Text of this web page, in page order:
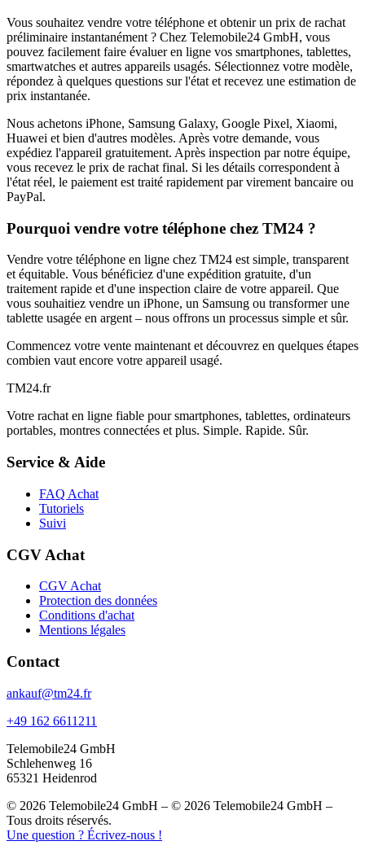
Vous souhaitez vendre votre téléphone et obtenir un prix de rachat
préliminaire instantanément ? Chez Telemobile24 GmbH, vous
pouvez facilement faire évaluer en ligne vos smartphones, tablettes,
smartwatches et autres appareils usagés. Sélectionnez votre modèle,
répondez à quelques questions sur l'état et recevez une estimation de
prix instantanée.
Nous achetons iPhone, Samsung Galaxy, Google Pixel, Xiaomi,
Huawei et bien d'autres modèles. Après votre demande, vous
expédiez l'appareil gratuitement. Après inspection par notre équipe,
vous recevez le prix de rachat final. Si les détails correspondent à
l'état réel, le paiement est traité rapidement par virement bancaire ou
PayPal.
Pourquoi vendre votre téléphone chez TM24 ?
Vendre votre téléphone en ligne chez TM24 est simple, transparent
et équitable. Vous bénéficiez d'une expédition gratuite, d'un
traitement rapide et d'une inspection claire de votre appareil. Que
vous souhaitiez vendre un iPhone, un Samsung ou transformer une
tablette usagée en argent – nous offrons un processus simple et sûr.
Commencez votre vente maintenant et découvrez en quelques étapes
combien vaut encore votre appareil usagé.
TM24.fr
Votre rachat en ligne fiable pour smartphones, tablettes, ordinateurs
portables, montres connectées et plus. Simple. Rapide. Sûr.
Service & Aide
FAQ Achat
Tutoriels
Suivi
CGV Achat
CGV Achat
Protection des données
Conditions d'achat
Mentions légales
Contact
ankauf@tm24.fr
+49 162 6611211
Telemobile24 GmbH
Schlehenweg 16
65321 Heidenrod
© 2026 Telemobile24 GmbH – © 2026 Telemobile24 GmbH –
Tous droits réservés.
Une question ? Écrivez-nous !